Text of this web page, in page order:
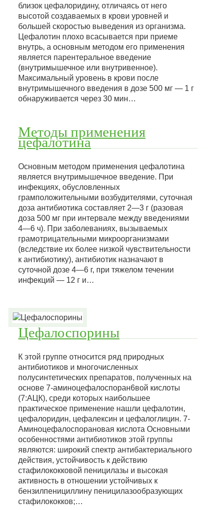
близок цефалоридину, отличаясь от него
высотой создаваемых в крови уровней и
большей скоростью выведения из организма.
Цефалотин плохо всасывается при приеме
внутрь, а основным методом его применения
является парентеральное введение
(внутримышечное или внутривенное).
Максимальный уровень в крови после
внутримышечного введения в дозе 500 мг — 1 г
обнаруживается через 30 мин…
Методы применения
цефалотина
Основным методом применения цефалотина
является внутримышечное введение. При
инфекциях, обусловленных
грамположительными возбудителями, суточная
доза антибиотика составляет 2—3 г (разовая
доза 500 мг при интервале между введениями
4—6 ч). При заболеваниях, вызываемых
грамотрицательными микроорганизмами
(вследствие их более низкой чувствительности
к антибиотику), антибиотик назначают в
суточной дозе 4—6 г, при тяжелом течении
инфекций — 12 г и…
Цефалоспорины
К этой группе относится ряд природных
антибиотиков и многочисленных
полусинтетических препаратов, полученных на
основе 7-аминоцефалоспоран6вой кислоты
(7:АЦК), среди которых наибольшее
практическое применение нашли цефалотин,
цефалоридин, цефалексин и цефалоглицин. 7-
Аминоцефалоспорановая кислота Основными
особенностями антибиотиков этой группы
являются: широкий спектр антибактериального
действия, устойчивость к действию
стафилококковой пеницилазы и высокая
активность в отношении устойчивых к
бензилпенициллину пеницилазообразующих
стафилококков;…